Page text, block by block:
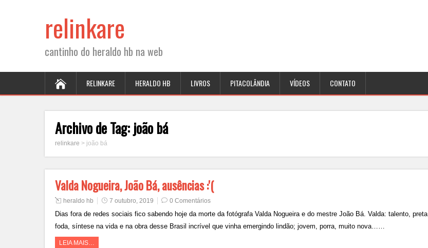
relinkare
cantinho do heraldo hb na web
RELINKARE HERALDO HB LIVROS PITACOLÂNDIA VÍDEOS CONTATO
Archivo de Tag: joão bá
relinkare > joão bá
Valda Nogueira, João Bá, ausências :'(
heraldo hb 7 outubro, 2019 0 Comentários
Dias fora de redes sociais fico sabendo hoje da morte da fotógrafa Valda Nogueira e do mestre João Bá. Valda: talento, preta
foda, síntese na vida e na obra desse Brasil incrível que vinha emergindo lindão; jovem, porra, muito nova……
LEIA MAIS…